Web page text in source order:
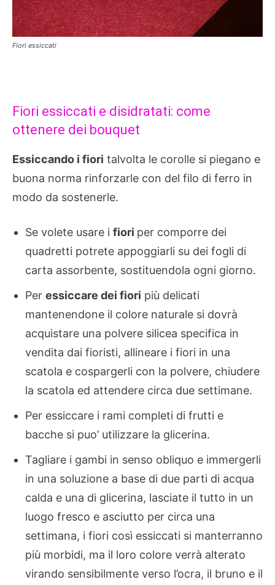
Fiori essiccati
Fiori essiccati e disidratati: come
ottenere dei bouquet
Essiccando i fiori talvolta le corolle si piegano e
buona norma rinforzarle con del filo di ferro in
modo da sostenerle.
Se volete usare i fiori per comporre dei
quadretti potrete appoggiarli su dei fogli di
carta assorbente, sostituendola ogni giorno.
Per essiccare dei fiori più delicati
mantenendone il colore naturale si dovrà
acquistare una polvere silicea specifica in
vendita dai fioristi, allineare i fiori in una
scatola e cospargerli con la polvere, chiudere
la scatola ed attendere circa due settimane.
Per essiccare i rami completi di frutti e
bacche si puo’ utilizzare la glicerina.
Tagliare i gambi in senso obliquo e immergerli
in una soluzione a base di due parti di acqua
calda e una di glicerina, lasciate il tutto in un
luogo fresco e asciutto per circa una
settimana, i fiori così essiccati si manterranno
più morbidi, ma il loro colore verrà alterato
virando sensibilmente verso l’ocra, il bruno e il